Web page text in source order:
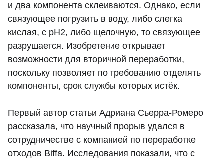
и два компонента склеиваются. Однако, если
связующее погрузить в воду, либо слегка
кислая, с рН2, либо щелочную, то связующее
разрушается. Изобретение открывает
возможности для вторичной переработки,
поскольку позволяет по требованию отделять
компоненты, срок службы которых истёк.
Первый автор статьи Адриана Сьерра-Ромеро
рассказала, что научный прорыв удался в
сотрудничестве с компанией по переработке
отходов Biffa. Исследования показали, что с